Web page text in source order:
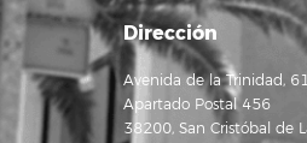
Dirección
Avenida de la Trinidad, 61
Apartado Postal 456
38200, San Cristóbal de